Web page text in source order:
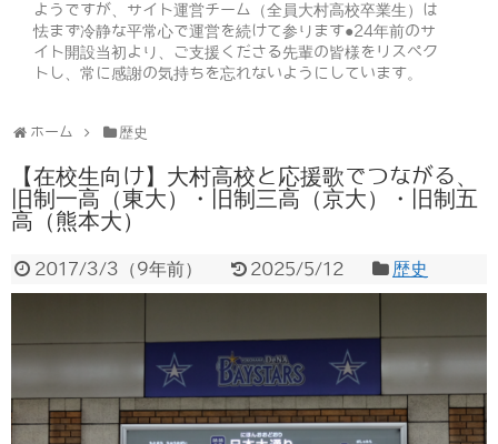
ようですが、サイト運営チーム（全員大村高校卒業生）は
怯まず冷静な平常心で運営を続けて参ります●24年前のサ
イト開設当初より、ご支援くださる先輩の皆様をリスペク
トし、常に感謝の気持ちを忘れないようにしています。
ホーム 歴史
【在校生向け】大村高校と応援歌でつながる、
旧制一高（東大）・旧制三高（京大）・旧制五
高（熊本大）
2017/3/3 （9年前） 2025/5/12 歴史